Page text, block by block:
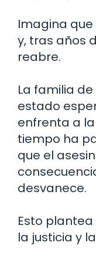
Imagina
y, tras años
reabre.
La familia
estado
enfrenta a
tiempo ha
que el
desvanece.
Esto
la justicia y